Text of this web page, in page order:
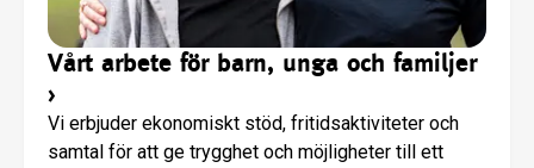
Vårt arbete för barn, unga och familjer
›
Vi erbjuder ekonomiskt stöd, fritidsaktiviteter och
samtal för att ge trygghet och möjligheter till ett